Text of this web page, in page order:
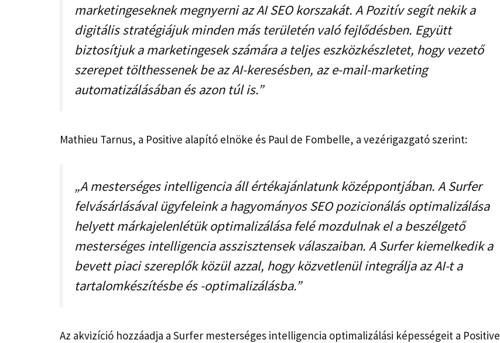
marketingeseknek megnyerni az AI SEO korszakát. A Pozitív segít nekik a
digitális stratégiájuk minden más területén való fejlődésben. Együtt
biztosítjuk a marketingesek számára a teljes eszközkészletet, hogy vezető
szerepet tölthessenek be az AI-keresésben, az e-mail-marketing
automatizálásában és azon túl is.”
Mathieu Tarnus, a Positive alapító elnöke és Paul de Fombelle, a vezérigazgató szerint:
„A mesterséges intelligencia áll értékajánlatunk középpontjában. A Surfer
felvásárlásával ügyfeleink a hagyományos SEO pozicionálás optimalizálása
helyett márkajelenlétük optimalizálása felé mozdulnak el a beszélgető
mesterséges intelligencia asszisztensek válaszaiban. A Surfer kiemelkedik a
bevett piaci szereplők közül azzal, hogy közvetlenül integrálja az AI-t a
tartalomkészítésbe és -optimalizálásba.”
Az akvizíció hozzáadja a Surfer mesterséges intelligencia optimalizálási képességeit a Positive